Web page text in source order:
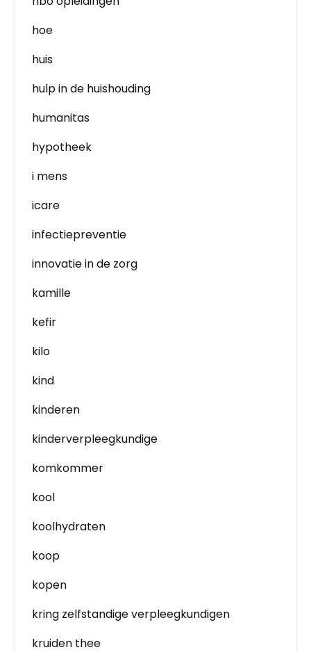
hoe
huis
hulp in de huishouding
humanitas
hypotheek
i mens
icare
infectiepreventie
innovatie in de zorg
kamille
kefir
kilo
kind
kinderen
kinderverpleegkundige
komkommer
kool
koolhydraten
koop
kopen
kring zelfstandige verpleegkundigen
kruiden thee